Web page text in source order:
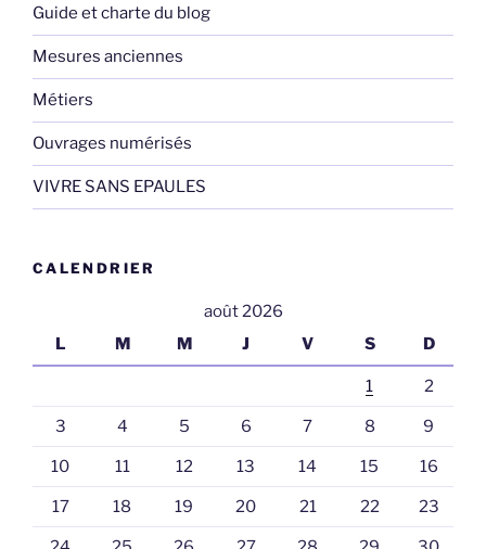
Guide et charte du blog
Mesures anciennes
Métiers
Ouvrages numérisés
VIVRE SANS EPAULES
CALENDRIER
août 2026
L
M M J V S D
1 2
3 4 5 6 7 8 9
10 11 12 13 14 15 16
17 18 19 20 21 22 23